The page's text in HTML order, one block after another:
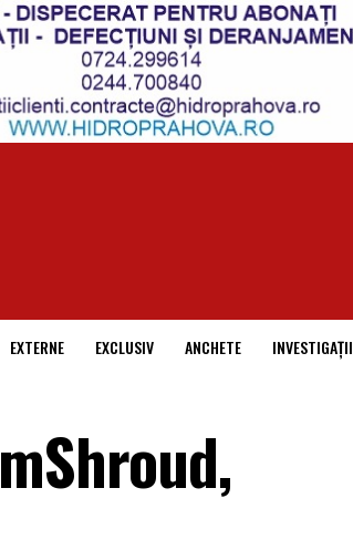
EXTERNE EXCLUSIV ANCHETE INVESTIGAȚII